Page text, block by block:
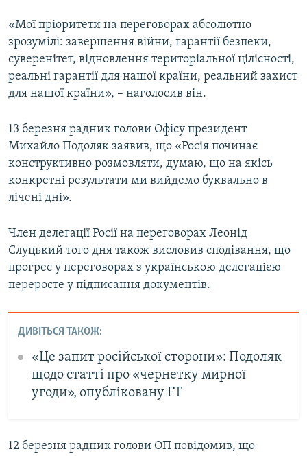
«Мої пріоритети на переговорах абсолютно
зрозумілі: завершення війни, гарантії безпеки,
суверенітет, відновлення територіальної цілісності,
реальні гарантії для нашої країни, реальний захист
для нашої країни», – наголосив він.
13 березня радник голови Офісу президент
Михайло Подоляк заявив, що «Росія починає
конструктивно розмовляти, думаю, що на якісь
конкретні результати ми вийдемо буквально в
лічені дні».
Член делегації Росії на переговорах Леонід
Слуцький того дня також висловив сподівання, що
прогрес у переговорах з українською делегацією
переросте у підписання документів.
ДИВІТЬСЯ ТАКОЖ:
«Це запит російської сторони»: Подоляк
щодо статті про «чернетку мирної
угоди», опубліковану FT
12 березня радник голови ОП повідомив, що